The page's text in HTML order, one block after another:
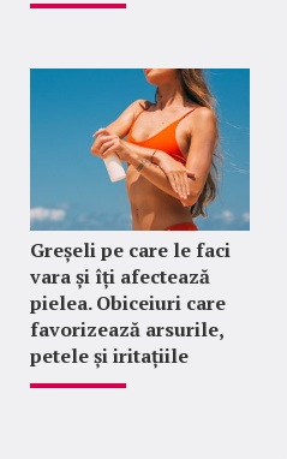
Greșeli pe care le faci
vara și îți afectează
pielea. Obiceiuri care
favorizează arsurile,
petele și iritațiile